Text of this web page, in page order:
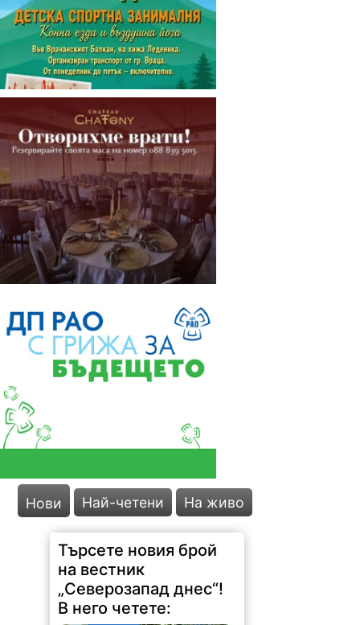
Нови Най-четени На живо
Търсете новия брой
на вестник
„Северозапад днес“!
2026-08-06 19:29:30
Министър: Спряхме далаверата
за скандалните ливади около
АЕЦ! Жители се надигнаха
отново срещу разбит път Следят